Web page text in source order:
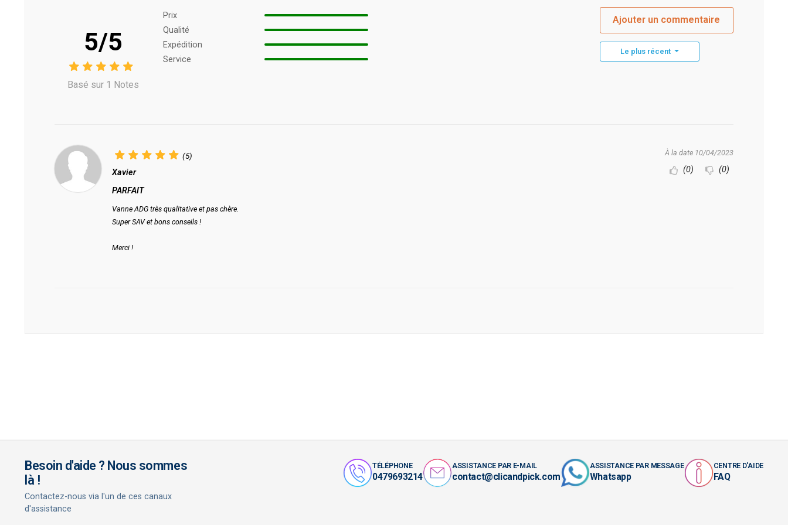
5/5
Basé sur 1 Notes
Prix ​​
Qualité
Expédition
Service
Ajouter un commentaire
Le plus récent
(5)
Xavier
PARFAIT
Vanne ADG très qualitative et pas chère.
Super SAV et bons conseils !
Merci !
À la date 10/04/2023
(0) (0)
Besoin d'aide ? Nous sommes
là !
Contactez-nous via l'un de ces canaux
d'assistance
TÉLÉPHONE
0479693214
ASSISTANCE PAR E-MAIL
contact@clicandpick.com
ASSISTANCE PAR MESSAGE
Whatsapp
CENTRE D'AIDE
FAQ